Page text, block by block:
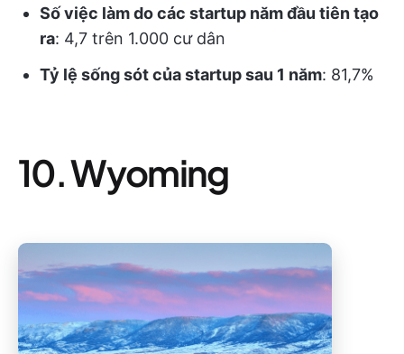
Số việc làm do các startup năm đầu tiên tạo
ra: 4,7 trên 1.000 cư dân
Tỷ lệ sống sót của startup sau 1 năm: 81,7%
10. Wyoming